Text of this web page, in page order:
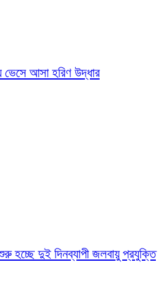
ভেসে আসা হরিণ উদ্ধার
হচ্ছে দুই দিনব্যাপী জলবায়ু প্রযুক্তি